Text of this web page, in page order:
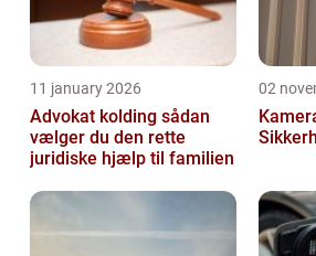
11 january 2026
Advokat kolding sådan
vælger du den rette
juridiske hjælp til familien
02